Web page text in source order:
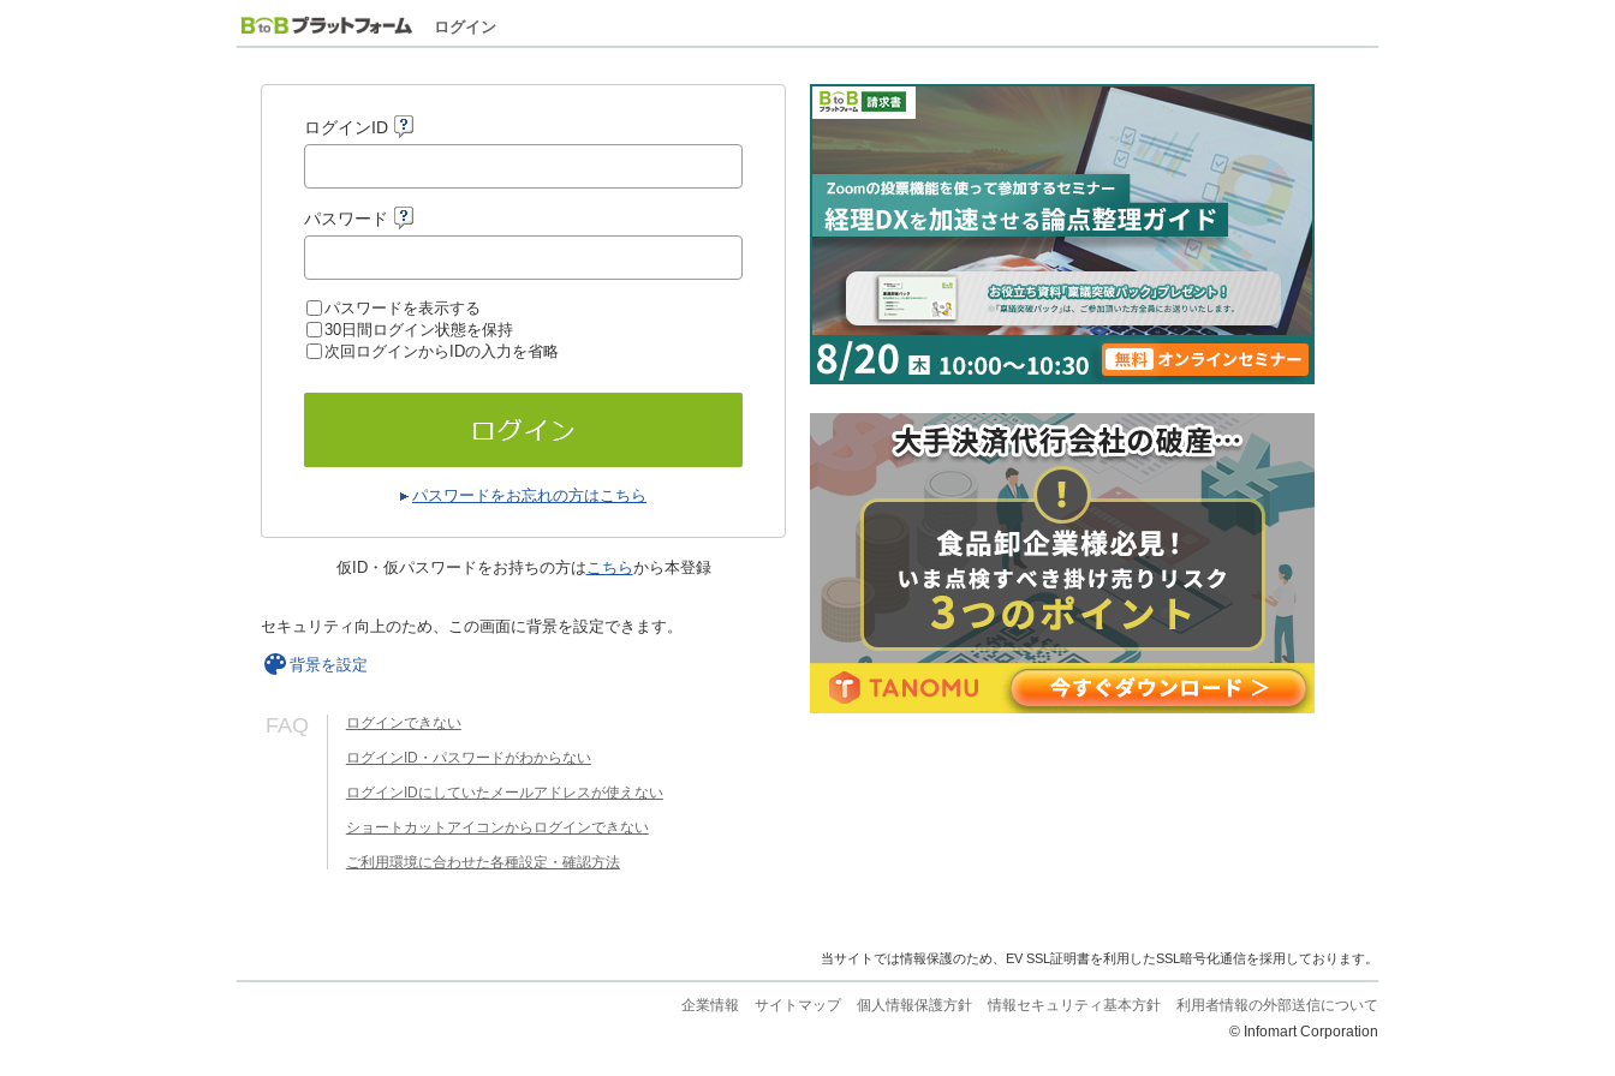
ログイン
ログインID
パスワード
パスワードを表示する
30日間ログイン状態を保持
次回ログインからIDの入力を省略
パスワードをお忘れの方はこちら
仮ID・仮パスワードをお持ちの方はこちらから本登録
セキュリティ向上のため、この画面に背景を設定できます。
背景を設定
FAQ ログインできない
ログインID・パスワードがわからない
ログインIDにしていたメールアドレスが使えない
ショートカットアイコンからログインできない
ご利用環境に合わせた各種設定・確認方法
当サイトでは情報保護のため、EV SSL証明書を利用したSSL暗号化通信を採用しております。
企業情報 サイトマップ 個人情報保護方針 情報セキュリティ基本方針
利用者情報の外部送信について
© Infomart Corporation